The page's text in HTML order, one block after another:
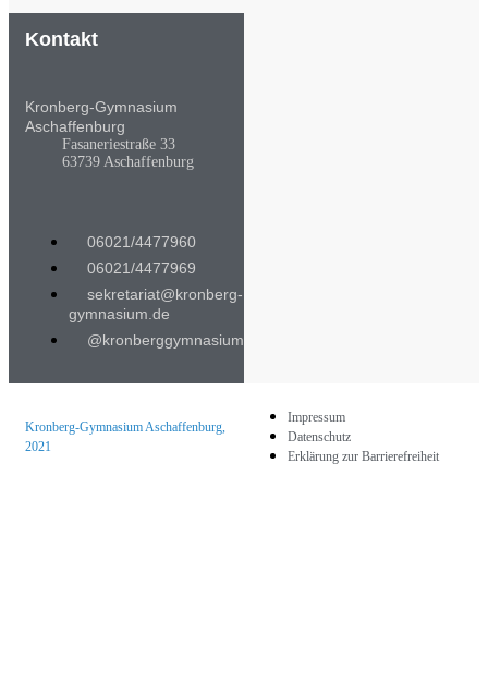
Kontakt
Kronberg-Gymnasium
Aschaffenburg
Fasaneriestraße 33
63739 Aschaffenburg
06021/4477960
06021/4477969
sekretariat@kronberg-
gymnasium.de
@kronberggymnasium
Kronberg-Gymnasium Aschaffenburg,
2021
Impressum
Datenschutz
Erklärung zur Barrierefreiheit